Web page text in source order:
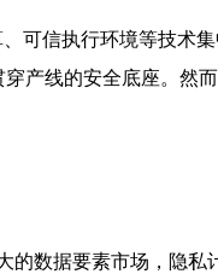
可信执行环境等技术
产线的安全底座。然
的数据要素市场，隐